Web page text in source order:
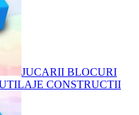
JUCARII BLOCURI
CONSTRUCTII